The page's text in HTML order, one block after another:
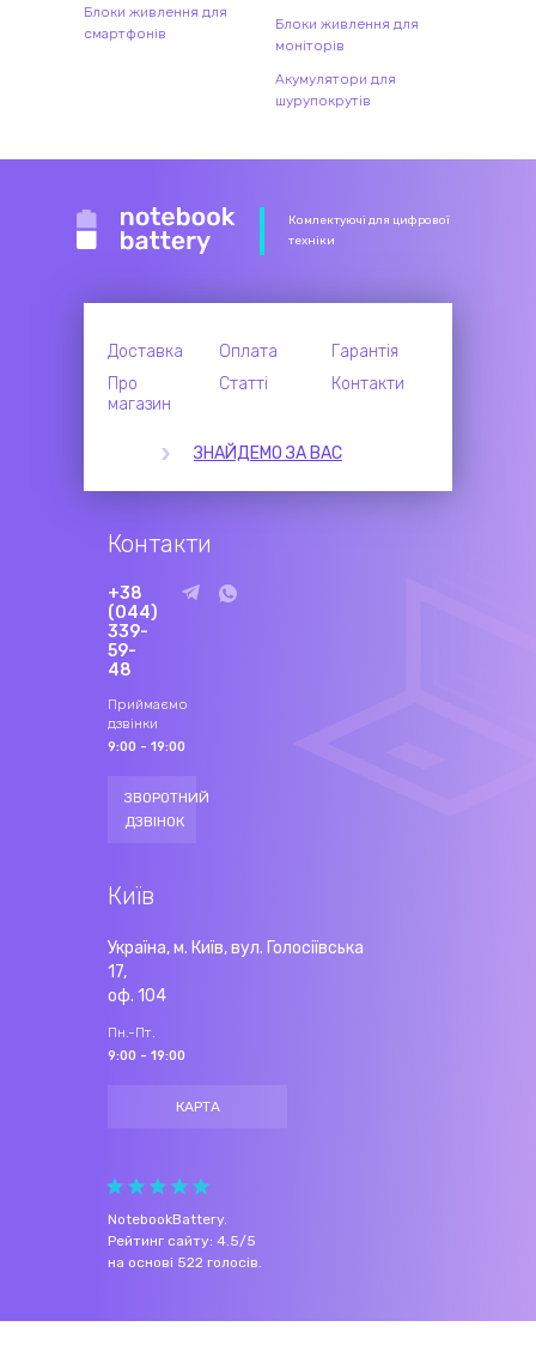
Блоки живлення для
смартфонів
Блоки живлення для
моніторів
Акумулятори для
шурупокрутів
Комлектуючі для цифрової
техніки
Доставка Оплата
Гарантія
Про
магазин
Статті Контакти
ЗНАЙДЕМО ЗА ВАС
Контакти
+38
(044)
339-
59-
48
Приймаємо
дзвінки
9:00 - 19:00
ЗВОРОТНИЙ
ДЗВІНОК
Київ
Україна, м. Київ, вул. Голосіївська
17,
оф. 104
Пн.-Пт.
9:00 - 19:00
КАРТА
NotebookBattery.
Рейтинг сайту: 4.5/5
на основі 522 голосів.